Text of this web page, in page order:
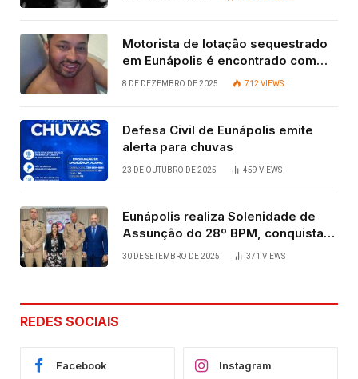
Motorista de lotação sequestrado
em Eunápolis é encontrado com
vida após quatro dias.
8 DE DEZEMBRO DE 2025 712 VIEWS
Defesa Civil de Eunápolis emite
alerta para chuvas
23 DE OUTUBRO DE 2025 459 VIEWS
Eunápolis realiza Solenidade de
Assunção do 28º BPM, conquista
viabilizada por articulação política
30 DE SETEMBRO DE 2025 371 VIEWS
REDES SOCIAIS
Facebook Instagram